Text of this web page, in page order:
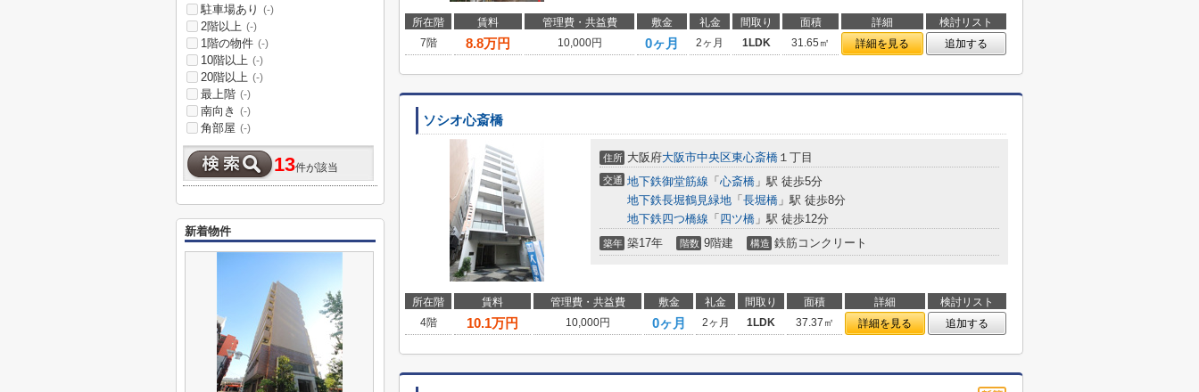
所在階 賃料 管理費・共益費 敷金 礼金 間取り 面積 詳細
検討リスト
7階
8.8万円 10,000円 0ヶ月 2ヶ月 1LDK 31.65㎡ 詳細を見る 追加する
ソシオ心斎橋
住所 大阪府大阪市中央区東心斎橋 １丁目
交通 地下鉄御堂筋線 「 心斎橋 」駅 徒歩5分
地下鉄長堀鶴見緑地 「 長堀橋 」駅 徒歩8分
地下鉄四つ橋線 「 四ツ橋 」駅 徒歩12分
築年 築17年 階数 9階建 構造 鉄筋コンクリート
所在階 賃料 管理費・共益費 敷金 礼金 間取り 面積 詳細
検討リスト
4階
10.1万円 10,000円 0ヶ月 2ヶ月 1LDK 37.37㎡ 詳細を見る 追加する
駐車場あり (-)
2階以上 (-)
1階の物件 (-)
10階以上 (-)
20階以上 (-)
最上階 (-)
南向き (-)
角部屋 (-)
13件が該当
新着物件